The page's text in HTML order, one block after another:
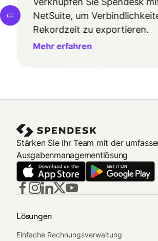
NetSuite, um
Rekordzeit zu exportieren.
Mehr erfahren
Stärken Sie Ihr Team mit der
Ausgabenmanagementlösung
Lösungen
Einfache Rechnungsverwaltung